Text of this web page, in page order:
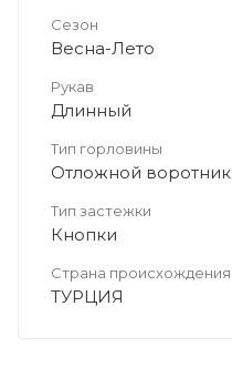
Сезон
Весна-Лето
Рукав
Длинный
Тип горловины
Отложной воротник
Тип застежки
Кнопки
Страна происхождения
ТУРЦИЯ